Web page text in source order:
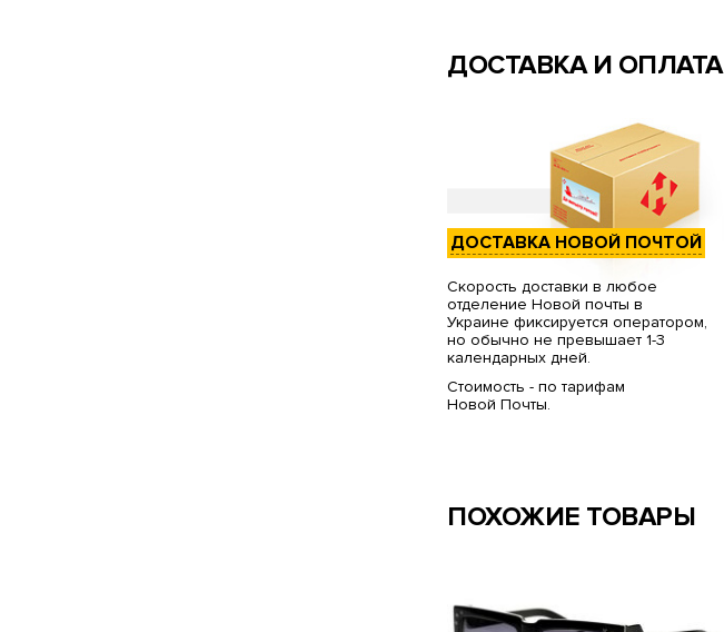
ДОСТАВКА И ОПЛАТА
ДОСТАВКА НОВОЙ ПОЧТОЙ
Скорость доставки в любое
отделение Новой почты в
Украине фиксируется оператором,
но обычно не превышает 1-3
календарных дней.
Стоимость - по тарифам
Новой Почты.
ПОХОЖИЕ ТОВАРЫ